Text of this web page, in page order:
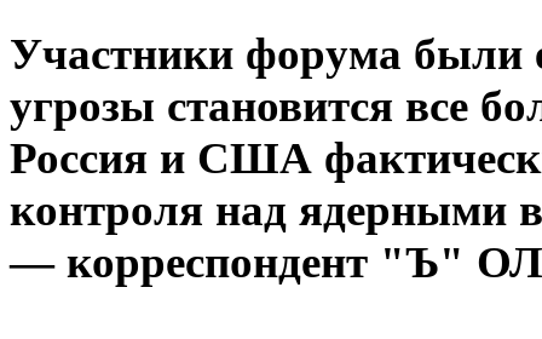
Участники форума были
угрозы становится все
Россия и США
контроля над ядерными
— корреспондент "Ъ"